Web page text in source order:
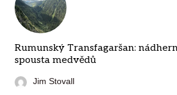
Rumunský Transfagaršan:
spousta medvědů
Jim Stovall